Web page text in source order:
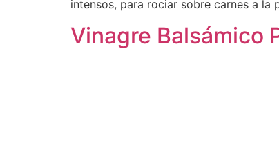
intensos, para rociar sobre carnes a la
Vinagre Balsámico